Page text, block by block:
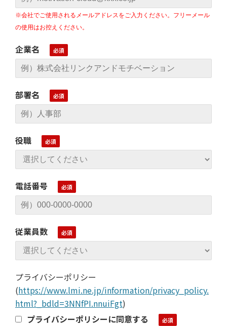
※会社でご使用されるメールアドレスをご入力ください。フリーメール
の使用はお控えください。
企業名
部署名
役職
電話番号
従業員数
プライバシーポリシー
(https://www.lmi.ne.jp/information/privacy_policy.
html?_bdld=3NNfPI.nnuiFgt)
プライバシーポリシーに同意する